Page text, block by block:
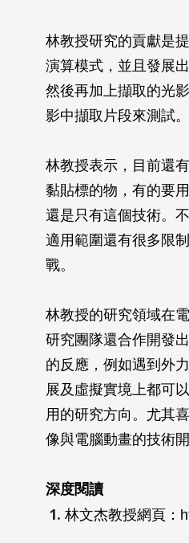
林教授研究的貢獻是
演算模式，並且發展
然後再加上擷取的光
影中擷取片段來測試。
林教授表示，目前還
黏貼標的物，有的要
還是只有這個技術。
適用範圍還有很多限
戰。
林教授的研究領域在
研究團隊還合作開發
的反應，例如遇到外
展及虛擬實境上都可
用的研究方向。尤其
像與電腦動畫的技術
深度閱讀
林文杰教授網頁：